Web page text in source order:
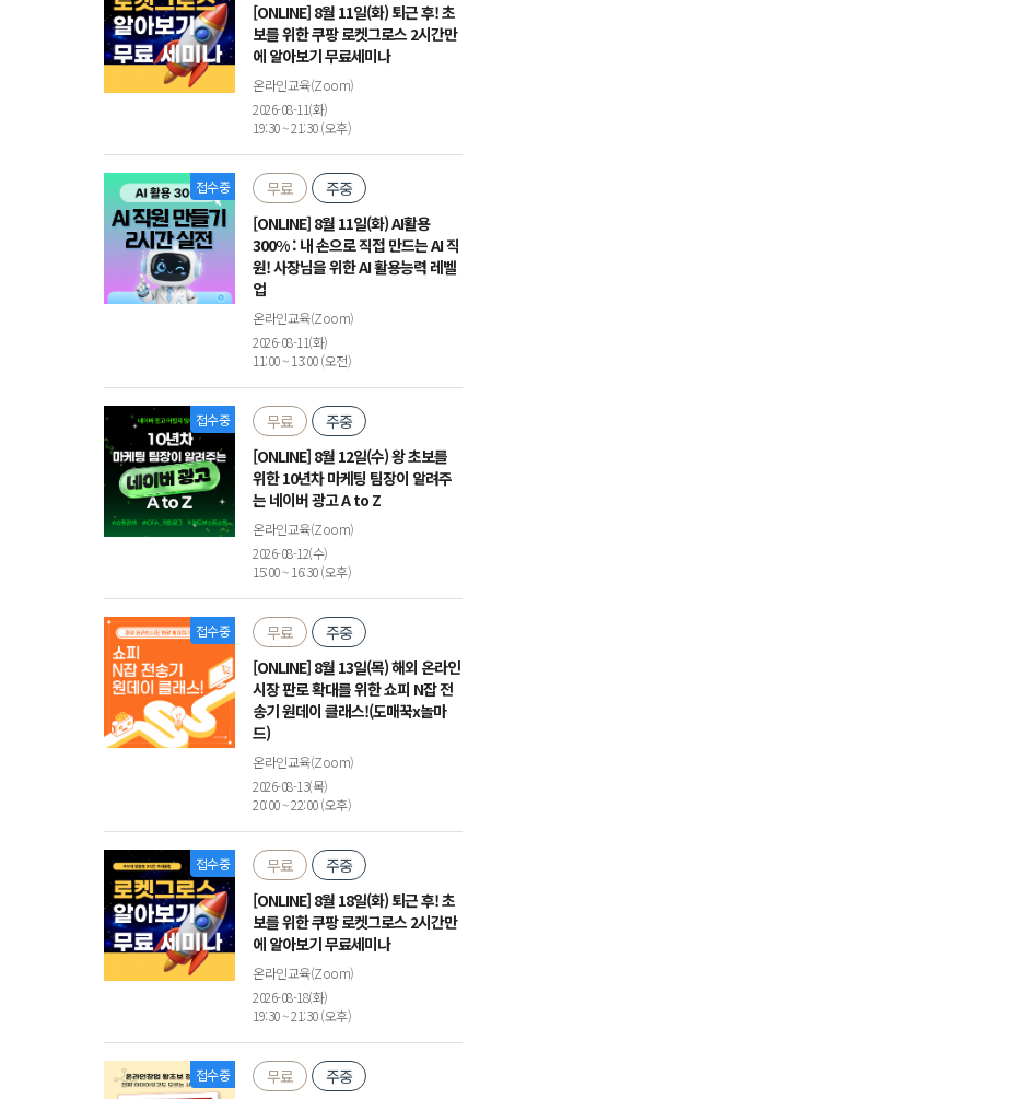
[ONLINE] 8월 11일(화) 퇴근 후! 초
보를 위한 쿠팡 로켓그로스 2시간만
에 알아보기 무료세미나
온라인교육(Zoom)
2026-08-11(화)
19:30 ~ 21:30 (오후)
접수중 무료
주중
[ONLINE] 8월 11일(화) AI활용
300% : 내 손으로 직접 만드는 AI 직
원! 사장님을 위한 AI 활용능력 레벨
업
온라인교육(Zoom)
2026-08-11(화)
11:00 ~ 13:00 (오전)
접수중 무료
주중
[ONLINE] 8월 12일(수) 왕 초보를
위한 10년차 마케팅 팀장이 알려주
는 네이버 광고 A to Z
온라인교육(Zoom)
2026-08-12(수)
15:00 ~ 16:30 (오후)
접수중 무료
주중
[ONLINE] 8월 13일(목) 해외 온라인
시장 판로 확대를 위한 쇼피 N잡 전
송기 원데이 클래스!(도매꾹x놀마
드)
온라인교육(Zoom)
2026-08-13(목)
20:00 ~ 22:00 (오후)
접수중 무료
주중
[ONLINE] 8월 18일(화) 퇴근 후! 초
보를 위한 쿠팡 로켓그로스 2시간만
에 알아보기 무료세미나
온라인교육(Zoom)
2026-08-18(화)
19:30 ~ 21:30 (오후)
접수중 무료
주중